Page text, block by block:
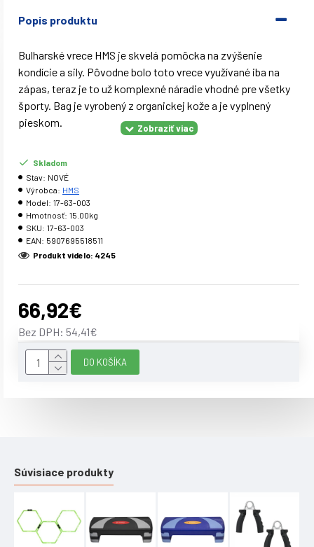
Popis produktu
Bulharské vrece HMS je skvelá pomôcka na zvýšenie
kondície a sily. Pôvodne bolo toto vrece využívané iba na
zápas, teraz je to už komplexné náradie vhodné pre všetky
športy. Bag je vyrobený z organickej kože a je vyplnený
pieskom.
Parametre:
Materiál: organická koža Výplň: piesok Rozmer bagu: 73 x 19
x 48 cm Váha: 15 kg
Upozornenie:
Záruka: 24 mesiacov
66,92€
Bez DPH: 54,41€
Skladom
Stav: NOVÉ
Výrobca: HMS
Model: 17-63-003
Hmotnosť: 15.00kg
SKU: 17-63-003
EAN: 5907695518511
Produkt videlo: 4245
DO KOŠÍKA
Súvisiace produkty